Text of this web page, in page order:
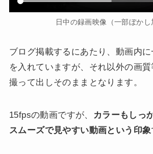
日中の録画映像（一部ぼかし
ブログ掲載するにあたり、動画内
を入れていますが、それ以外の画
撮って出しそのままとなります。
15fpsの動画ですが、
カラーもしっ
スムーズで見やすい動画という印象